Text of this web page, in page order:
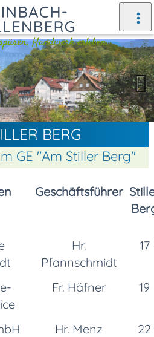
Weiter
BERG
GE ''Am Stiller Berg''
Geschäftsführer
Hr.
Pfannschmidt
17
Fr. Häfner 19
Hr. Menz
22